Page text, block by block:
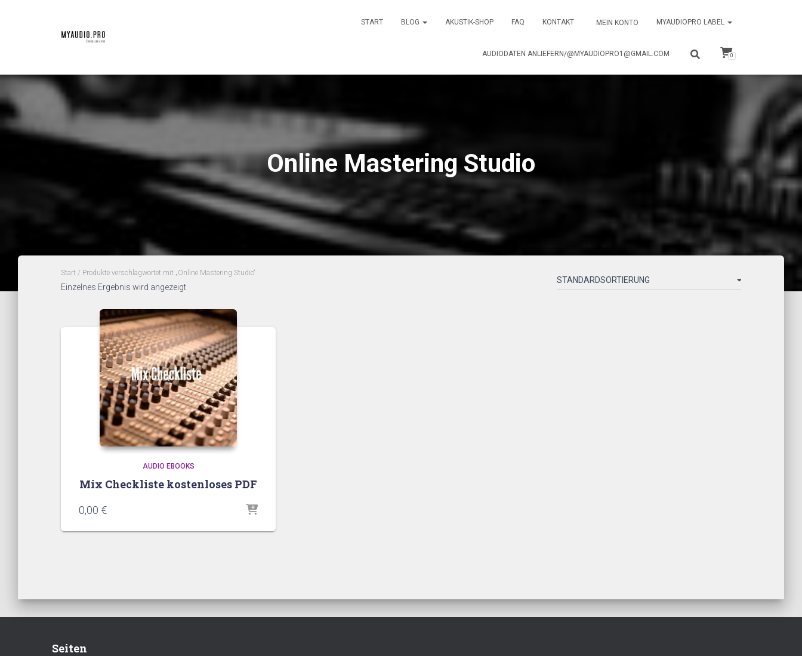
START BLOG AKUSTIK-SHOP FAQ KONTAKT MEIN KONTO MYAUDIOPRO LABEL
AUDIODATEN ANLIEFERN/@MYAUDIOPRO1@GMAIL.COM 0
Online Mastering Studio
Start / Produkte verschlagwortet mit „Online Mastering Studio“
Einzelnes Ergebnis wird angezeigt
AUDIO EBOOKS
Mix Checkliste kostenloses PDF
0,00 €
Seiten